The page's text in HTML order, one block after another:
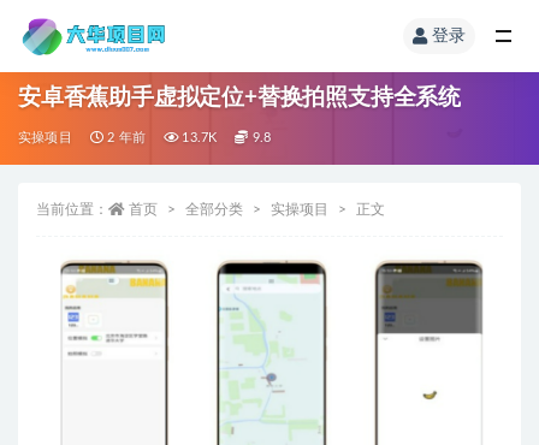
登录
安卓香蕉助手虚拟定位+替换拍照支持全系统
实操项目 2 年前 13.7K 9.8
当前位置： 首页 全部分类 实操项目 正文